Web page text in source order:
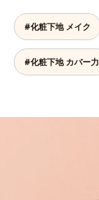
#化粧下地 メイク
#化粧下地 カバー力